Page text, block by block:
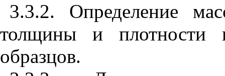
3.3.2. Определение
толщины и плотности
образцов.